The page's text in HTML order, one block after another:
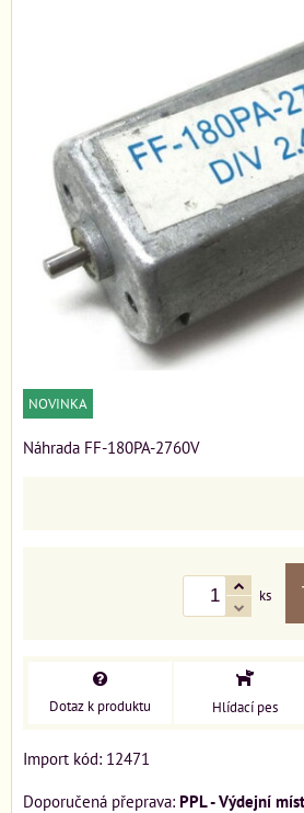
NOVINKA
Náhrada FF-180PA-2760V
ks
Dotaz k produktu Hlídací pes
Import kód: 12471
PPL - Výdejní